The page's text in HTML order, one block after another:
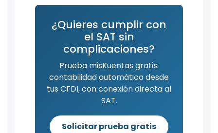
¿Quieres cumplir con
el SAT sin
complicaciones?
Prueba misKuentas gratis:
contabilidad automática desde
tus CFDI, con conexión directa al
SAT.
Solicitar prueba gratis